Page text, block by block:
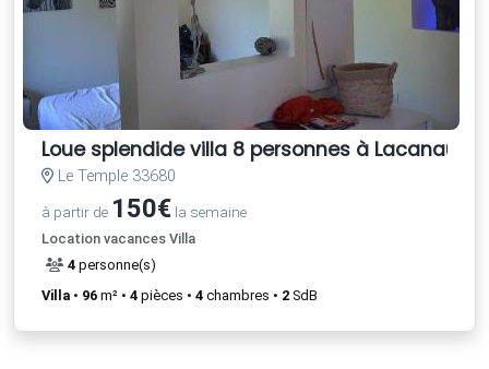
Loue splendide villa 8 personnes à Lacanau
Le Temple 33680
à partir de 150€ la semaine
Location vacances Villa
4 personne(s)
Villa • 96 m² • 4 pièces • 4 chambres • 2 SdB